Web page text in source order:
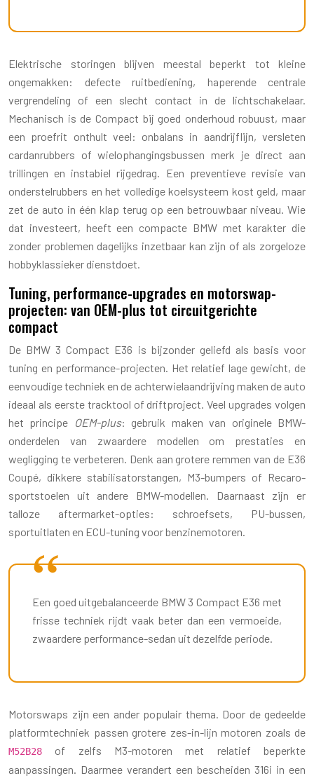
Elektrische storingen blijven meestal beperkt tot kleine
ongemakken: defecte ruitbediening, haperende centrale
vergrendeling of een slecht contact in de lichtschakelaar.
Mechanisch is de Compact bij goed onderhoud robuust, maar
een proefrit onthult veel: onbalans in aandrijflijn, versleten
cardanrubbers of wielophangingsbussen merk je direct aan
trillingen en instabiel rijgedrag. Een preventieve revisie van
onderstelrubbers en het volledige koelsysteem kost geld, maar
zet de auto in één klap terug op een betrouwbaar niveau. Wie
dat investeert, heeft een compacte BMW met karakter die
zonder problemen dagelijks inzetbaar kan zijn of als zorgeloze
hobbyklassieker dienstdoet.
Tuning, performance-upgrades en motorswap-
projecten: van OEM-plus tot circuitgerichte
compact
De BMW 3 Compact E36 is bijzonder geliefd als basis voor
tuning en performance-projecten. Het relatief lage gewicht, de
eenvoudige techniek en de achterwielaandrijving maken de auto
ideaal als eerste tracktool of driftproject. Veel upgrades volgen
het principe OEM-plus: gebruik maken van originele BMW-
onderdelen van zwaardere modellen om prestaties en
wegligging te verbeteren. Denk aan grotere remmen van de E36
Coupé, dikkere stabilisatorstangen, M3-bumpers of Recaro-
sportstoelen uit andere BMW-modellen. Daarnaast zijn er
talloze aftermarket-opties: schroefsets, PU-bussen,
sportuitlaten en ECU-tuning voor benzinemotoren.
Een goed uitgebalanceerde BMW 3 Compact E36 met
frisse techniek rijdt vaak beter dan een vermoeide,
zwaardere performance-sedan uit dezelfde periode.
Motorswaps zijn een ander populair thema. Door de gedeelde
platformtechniek passen grotere zes-in-lijn motoren zoals de
M52B28 of zelfs M3-motoren met relatief beperkte
aanpassingen. Daarmee verandert een bescheiden 316i in een